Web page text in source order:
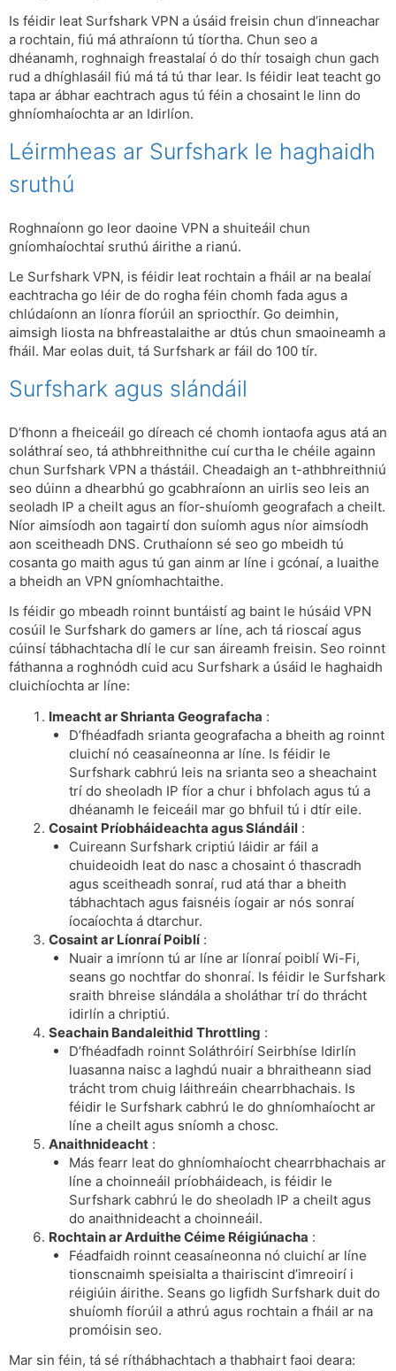
Is féidir leat Surfshark VPN a úsáid freisin chun d’inneachar
a rochtain, fiú má athraíonn tú tíortha. Chun seo a
dhéanamh, roghnaigh freastalaí ó do thír tosaigh chun gach
rud a dhíghlasáil fiú má tá tú thar lear. Is féidir leat teacht go
tapa ar ábhar eachtrach agus tú féin a chosaint le linn do
ghníomhaíochta ar an Idirlíon.
Léirmheas ar Surfshark le haghaidh
sruthú
Roghnaíonn go leor daoine VPN a shuiteáil chun
gníomhaíochtaí sruthú áirithe a rianú.
Le Surfshark VPN, is féidir leat rochtain a fháil ar na bealaí
eachtracha go léir de do rogha féin chomh fada agus a
chlúdaíonn an líonra fíorúil an spriocthír. Go deimhin,
aimsigh liosta na bhfreastalaithe ar dtús chun smaoineamh a
fháil. Mar eolas duit, tá Surfshark ar fáil do 100 tír.
Surfshark agus slándáil
D’fhonn a fheiceáil go díreach cé chomh iontaofa agus atá an
soláthraí seo, tá athbhreithnithe cuí curtha le chéile againn
chun Surfshark VPN a thástáil. Cheadaigh an t-athbhreithniú
seo dúinn a dhearbhú go gcabhraíonn an uirlis seo leis an
seoladh IP a cheilt agus an fíor-shuíomh geografach a cheilt.
Níor aimsíodh aon tagairtí don suíomh agus níor aimsíodh
aon sceitheadh ​​DNS. Cruthaíonn sé seo go mbeidh tú
cosanta go maith agus tú gan ainm ar líne i gcónaí, a luaithe
a bheidh an VPN gníomhachtaithe.
Is féidir go mbeadh roinnt buntáistí ag baint le húsáid VPN
cosúil le Surfshark do gamers ar líne, ach tá rioscaí agus
cúinsí tábhachtacha dlí le cur san áireamh freisin. Seo roinnt
fáthanna a roghnódh cuid acu Surfshark a úsáid le haghaidh
cluichíochta ar líne:
Imeacht ar Shrianta Geografacha :
D’fhéadfadh srianta geografacha a bheith ag roinnt
cluichí nó ceasaíneonna ar líne. Is féidir le
Surfshark cabhrú leis na srianta seo a sheachaint
trí do sheoladh IP fíor a chur i bhfolach agus tú a
dhéanamh le feiceáil mar go bhfuil tú i dtír eile.
Cosaint Príobháideachta agus Slándáil :
Cuireann Surfshark criptiú láidir ar fáil a
chuideoidh leat do nasc a chosaint ó thascradh
agus sceitheadh ​​sonraí, rud atá thar a bheith
tábhachtach agus faisnéis íogair ar nós sonraí
íocaíochta á dtarchur.
Cosaint ar Líonraí Poiblí:
Nuair a imríonn tú ar líne ar líonraí poiblí Wi-Fi,
seans go nochtfar do shonraí. Is féidir le Surfshark
sraith bhreise slándála a sholáthar trí do thrácht
idirlín a chriptiú.
Seachain Bandaleithid Throttling :
D’fhéadfadh roinnt Soláthróirí Seirbhíse Idirlín
luasanna naisc a laghdú nuair a bhraitheann siad
trácht trom chuig láithreáin chearrbhachais. Is
féidir le Surfshark cabhrú le do ghníomhaíocht ar
líne a cheilt agus sníomh a chosc.
Anaithnideacht :
Más fearr leat do ghníomhaíocht chearrbhachais ar
líne a choinneáil príobháideach, is féidir le
Surfshark cabhrú le do sheoladh IP a cheilt agus
do anaithnideacht a choinneáil.
Rochtain ar Arduithe Céime Réigiúnacha :
Féadfaidh roinnt ceasaíneonna nó cluichí ar líne
tionscnaimh speisialta a thairiscint d’imreoirí i
réigiúin áirithe. Seans go ligfidh Surfshark duit do
shuíomh fíorúil a athrú agus rochtain a fháil ar na
promóisin seo.
Mar sin féin, tá sé ríthábhachtach a thabhairt faoi deara: